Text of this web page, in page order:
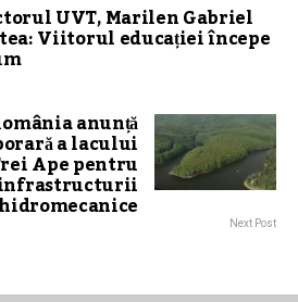
UVT, Marilen Gabriel
Viitorul educației începe
anunță
a lacului
Ape pentru
hidromecanice Next Post